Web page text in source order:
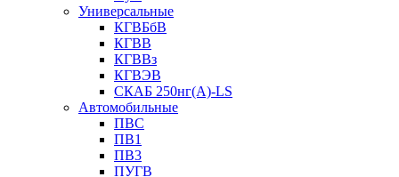
Универсальные
КГВБбВ
КГВВ
КГВВз
КГВЭВ
СКАБ 250нг(А)-LS
Автомобильные
ПВС
ПВ1
ПВ3
ПУГВ